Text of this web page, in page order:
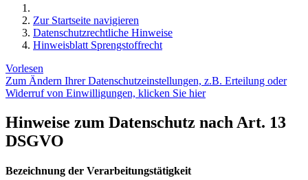
Zur Startseite navigieren
Datenschutzrechtliche Hinweise
Hinweisblatt Sprengstoffrecht
Vorlesen
Zum Ändern Ihrer Datenschutzeinstellungen, z.B. Erteilung oder
Widerruf von Einwilligungen, klicken Sie hier
Hinweise zum Datenschutz nach Art. 13
DSGVO
Bezeichnung der Verarbeitungstätigkeit